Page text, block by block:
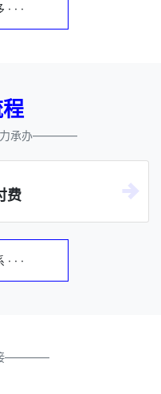
· · ·
承办————
费
· · ·
————